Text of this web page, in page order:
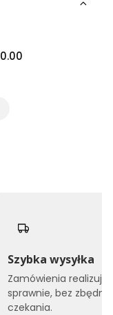
0.00
Szybka wysyłka
Zamówienia
sprawnie, bez
czekania.